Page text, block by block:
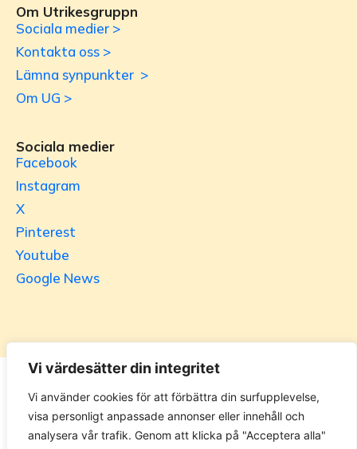
Vi värdesätter din integritet
Vi använder cookies för att förbättra din surfupplevelse,
visa personligt anpassade annonser eller innehåll och
analysera vår trafik. Genom att klicka på "Acceptera alla"
Om Utrikesgruppn
Sociala medier >
Kontakta oss >
Lämna synpunkter >
Om UG >
Sociala medier
Facebook
Instagram
X
Pinterest
Youtube
Google News
Utrikesgruppen
UG.se – representeras helt i privat regi av Svenska
Utrikesgruppen AB. Materialet på webbplatsen får ej